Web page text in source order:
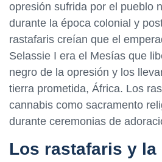
opresión sufrida por el pueblo
durante la época colonial y
rastafaris creían que el
Selassie I era el Mesías que
negro de la opresión y los
tierra prometida, África. Los
cannabis como sacramento
durante ceremonias de
Los rastafaris y la